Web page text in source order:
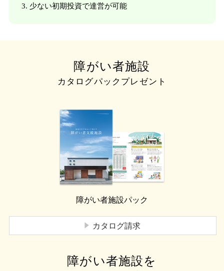
3. 少ない初期投資で達営が可能
障がい者施設
カタログパックプレゼント
障がい者施設パック
カタログ請求
障がい者施設を